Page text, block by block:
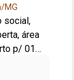
MG
social,
área
p/ 01